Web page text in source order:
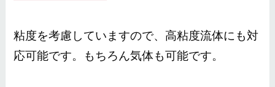
粘度を考慮していますので、高粘度流体にも対
応可能です。もちろん気体も可能です。